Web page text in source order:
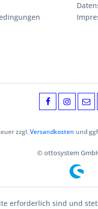
zzgl.Versandkosten und
© ottosystem
erforderlich sind und